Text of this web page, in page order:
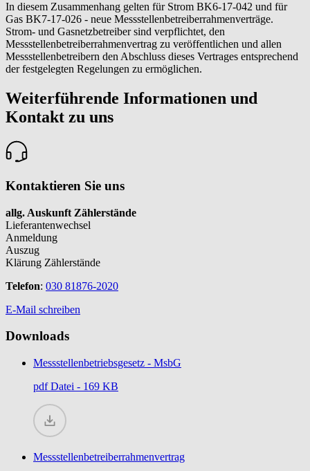
In diesem Zusammenhang gelten für Strom BK6-17-042 und für
Gas BK7-17-026 - neue Messstellenbetreiberrahmenverträge.
Strom- und Gasnetzbetreiber sind verpflichtet, den
Messstellenbetreiberrahmenvertrag zu veröffentlichen und allen
Messstellenbetreibern den Abschluss dieses Vertrages entsprechend
der festgelegten Regelungen zu ermöglichen.
Weiterführende Informationen und
Kontakt zu uns
Kontaktieren Sie uns
allg. Auskunft Zählerstände
Lieferantenwechsel
Anmeldung
Auszug
Klärung Zählerstände
Telefon: 030 81876-2020
E-Mail schreiben
Downloads
Messstellenbetriebsgesetz - MsbG
pdfDatei - 169 KB
Messstellenbetreiberrahmenvertrag